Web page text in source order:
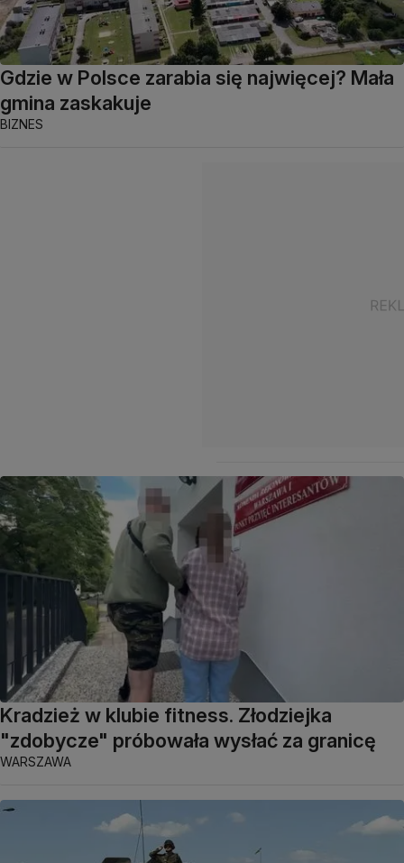
Gdzie w Polsce zarabia się najwięcej? Mała
gmina zaskakuje
BIZNES
Kradzież w klubie fitness. Złodziejka
"zdobycze" próbowała wysłać za granicę
WARSZAWA